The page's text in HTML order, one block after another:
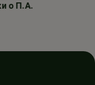
о П.А.